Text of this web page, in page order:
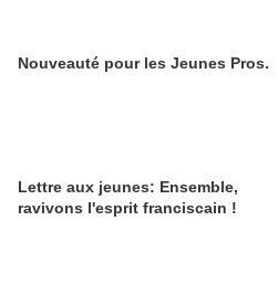
Nouveauté pour les Jeunes Pros.
Lettre aux jeunes: Ensemble,
ravivons l'esprit franciscain !